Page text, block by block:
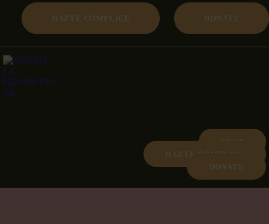
HAZTE CÓMPLICE DONATE
VISIT
HAZTE CÓMPLICE
DONATE